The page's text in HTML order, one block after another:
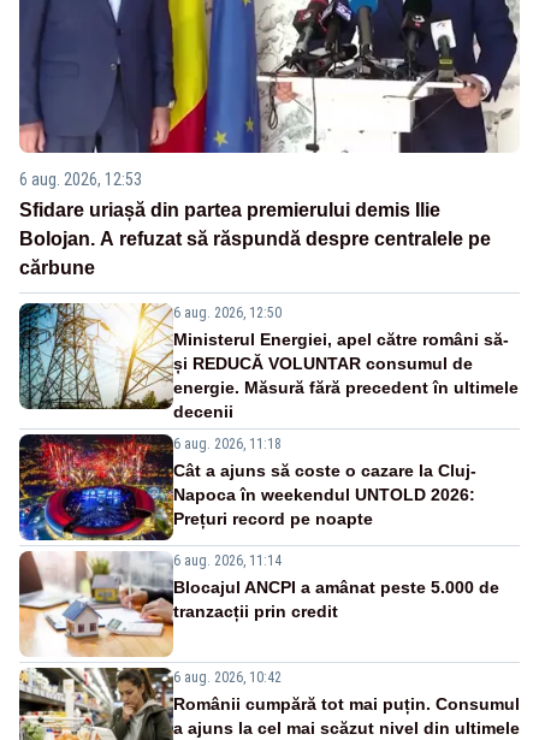
6 aug. 2026, 12:53
Sfidare uriașă din partea premierului demis Ilie
Bolojan. A refuzat să răspundă despre centralele pe
cărbune
6 aug. 2026, 12:50
Ministerul Energiei, apel către români să-
și REDUCĂ VOLUNTAR consumul de
energie. Măsură fără precedent în ultimele
decenii
6 aug. 2026, 11:18
Cât a ajuns să coste o cazare la Cluj-
Napoca în weekendul UNTOLD 2026:
Prețuri record pe noapte
6 aug. 2026, 11:14
Blocajul ANCPI a amânat peste 5.000 de
tranzacții prin credit
6 aug. 2026, 10:42
Românii cumpără tot mai puțin. Consumul
a ajuns la cel mai scăzut nivel din ultimele